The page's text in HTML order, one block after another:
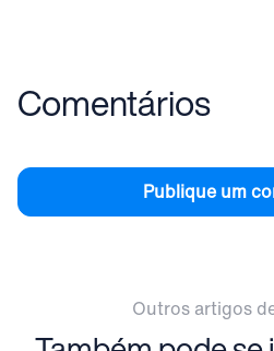
Comentários
Publique um
Outros artigos